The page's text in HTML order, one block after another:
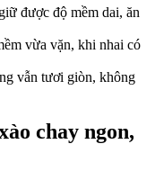
được độ mềm dai, ăn
vừa vặn, khi nhai có
vẫn tươi giòn, không
chay ngon,